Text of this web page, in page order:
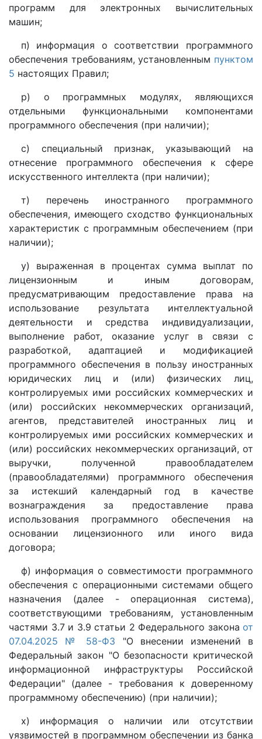
программ для электронных вычислительных
машин;
п) информация о соответствии программного
обеспечения требованиям, установленным пунктом
5 настоящих Правил;
р) о программных модулях, являющихся
отдельными функциональными компонентами
программного обеспечения (при наличии);
с) специальный признак, указывающий на
отнесение программного обеспечения к сфере
искусственного интеллекта (при наличии);
т) перечень иностранного программного
обеспечения, имеющего сходство функциональных
характеристик с программным обеспечением (при
наличии);
у) выраженная в процентах сумма выплат по
лицензионным и иным договорам,
предусматривающим предоставление права на
использование результата интеллектуальной
деятельности и средства индивидуализации,
выполнение работ, оказание услуг в связи с
разработкой, адаптацией и модификацией
программного обеспечения в пользу иностранных
юридических лиц и (или) физических лиц,
контролируемых ими российских коммерческих и
(или) российских некоммерческих организаций,
агентов, представителей иностранных лиц и
контролируемых ими российских коммерческих и
(или) российских некоммерческих организаций, от
выручки, полученной правообладателем
(правообладателями) программного обеспечения
за истекший календарный год в качестве
вознаграждения за предоставление права
использования программного обеспечения на
основании лицензионного или иного вида
договора;
ф) информация о совместимости программного
обеспечения с операционными системами общего
назначения (далее - операционная система),
соответствующими требованиям, установленным
частями 3.7 и 3.9 статьи 2 Федерального закона от
07.04.2025 № 58-ФЗ "О внесении изменений в
Федеральный закон "О безопасности критической
информационной инфраструктуры Российской
Федерации" (далее - требования к доверенному
программному обеспечению) (при наличии);
х) информация о наличии или отсутствии
уязвимостей в программном обеспечении из банка